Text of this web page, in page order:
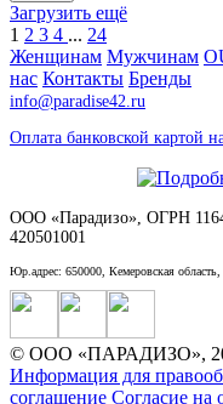
Загрузить ещё
1 2 3 4 ... 24
Женщинам Мужчинам
нас Контакты Бренды
info@paradise42.ru
Оплата банковской картой
ООО «Парадизо», ОГРН
420501001
Юр.адрес: 650000, Кемеровская
© ООО «ПАРАДИЗО»,
Информация для
соглашение Согласие на